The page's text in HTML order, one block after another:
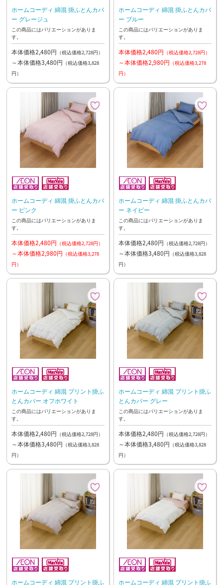
ホームコーディ 綿混 掛ふとんカバ
ー グレージュ
この商品にはバリエーションがありま
す。
本体価格2,480円 （税込価格2,728円）
～本体価格3,480円 （税込価格3,828
円）
ホームコーディ 綿混 掛ふとんカバ
ー ブルー
この商品にはバリエーションがありま
す。
本体価格2,480円 （税込価格2,728円）
～本体価格2,980円 （税込価格3,278
円）
ホームコーディ 綿混 掛ふとんカバ
ー ピンク
この商品にはバリエーションがありま
す。
本体価格2,480円 （税込価格2,728円）
～本体価格2,980円 （税込価格3,278
円）
ホームコーディ 綿混 掛ふとんカバ
ー ネイビー
この商品にはバリエーションがありま
す。
本体価格2,480円 （税込価格2,728円）
～本体価格3,480円 （税込価格3,828
円）
ホームコーディ 綿混 プリント掛ふ
とんカバー オフホワイト
この商品にはバリエーションがありま
す。
本体価格2,480円 （税込価格2,728円）
～本体価格3,480円 （税込価格3,828
円）
ホームコーディ 綿混 プリント掛ふ
とんカバー グレー
この商品にはバリエーションがありま
す。
本体価格2,480円 （税込価格2,728円）
～本体価格3,480円 （税込価格3,828
円）
ホームコーディ 綿混 プリント掛ふ
ホームコーディ 綿混 プリント掛ふ